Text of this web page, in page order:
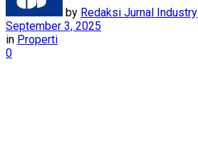
by Redaksi Jurnal Industry
September 3, 2025
in Properti
0